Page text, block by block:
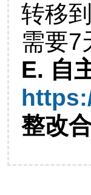
转移
需要7
E. 自
整改